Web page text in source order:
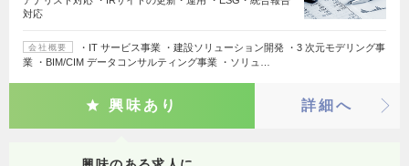
対応
会社概要
・IT サービス事業 ・建設ソリューション開発 ・3 次元モデリング事
業 ・BIM/CIM データコンサルティング事業 ・ソリュ…
興味あり 詳細へ